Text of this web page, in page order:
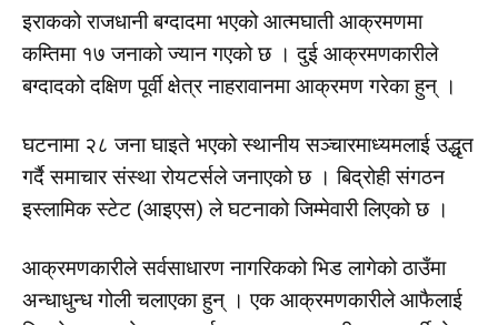
इराकको राजधानी बग्दादमा भएको आत्मघाती आक्रमणमा
कम्तिमा १७ जनाको ज्यान गएको छ । दुई आक्रमणकारीले
बग्दादको दक्षिण पूर्वी क्षेत्र नाहरावानमा आक्रमण गरेका हुन् ।
घटनामा २८ जना घाइते भएको स्थानीय सञ्चारमाध्यमलाई उद्धृत
गर्दै समाचार संस्था रोयटर्सले जनाएको छ । बिद्रोही संगठन
इस्लामिक स्टेट (आइएस) ले घटनाको जिम्मेवारी लिएको छ ।
आक्रमणकारीले सर्वसाधारण नागरिकको भिड लागेको ठाउँमा
अन्धाधुन्ध गोली चलाएका हुन् । एक आक्रमणकारीले आफैलाई